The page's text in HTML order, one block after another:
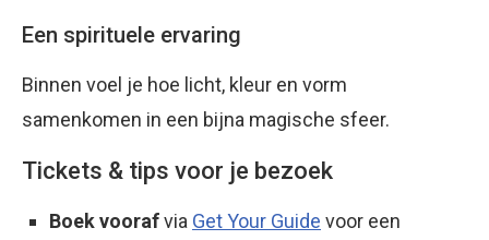
Een spirituele ervaring
Binnen voel je hoe licht, kleur en vorm
samenkomen in een bijna magische sfeer.
Tickets & tips voor je bezoek
Boek voorafvia Get Your Guide voor een